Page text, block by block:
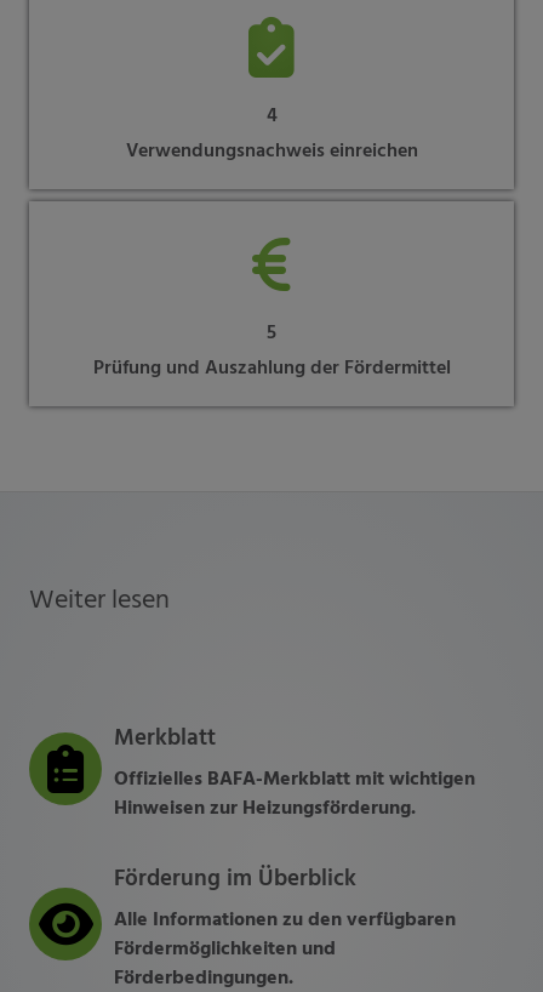
4
Verwendungsnachweis einreichen
5
Prüfung und Auszahlung der Fördermittel
Weiter lesen
Merkblatt
Offizielles BAFA-Merkblatt mit wichtigen
Hinweisen zur Heizungsförderung.
Förderung im Überblick
Alle Informationen zu den verfügbaren
Fördermöglichkeiten und
Förderbedingungen.